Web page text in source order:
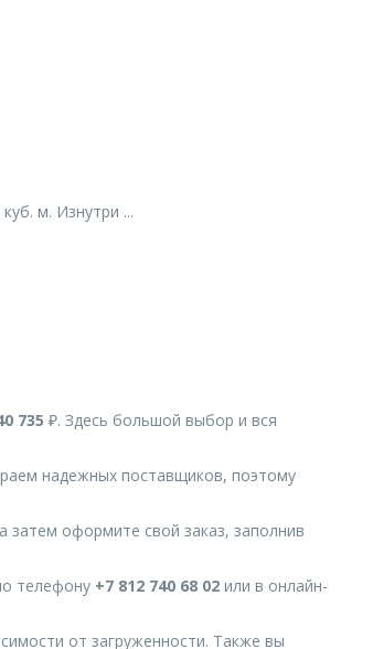
м. Изнутри ...
735 ₽. Здесь большой выбор и вся
надежных поставщиков, поэтому
затем оформите свой заказ, заполнив
телефону +7 812 740 68 02или в онлайн-
от загруженности. Также вы